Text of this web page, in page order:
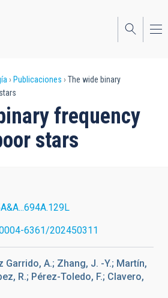
Publicaciones
The wide binary
frequency
stars
6361/202450311
Garrido, A.; Zhang, J. -Y.; Martín,
R.; Pérez-Toledo, F.; Clavero,